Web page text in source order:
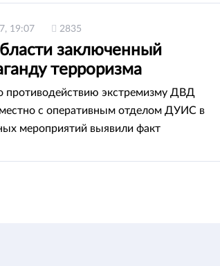
19:07 2835
заключенный
терроризма
противодействию экстремизму ДВД
с оперативным отделом ДУИС в
мероприятий выявили факт